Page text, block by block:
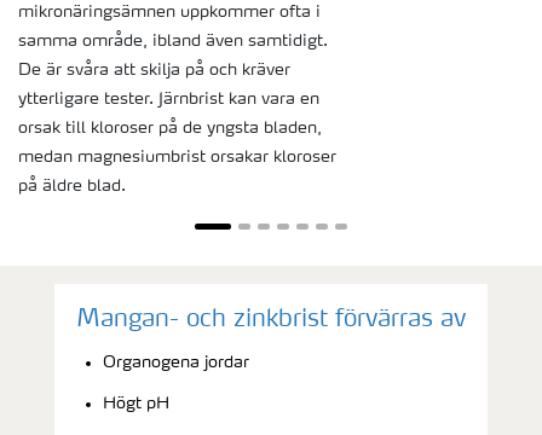
mikronäringsämnen uppkommer ofta i
samma område, ibland även samtidigt.
De är svåra att skilja på och kräver
ytterligare tester. Järnbrist kan vara en
orsak till kloroser på de yngsta bladen,
medan magnesiumbrist orsakar kloroser
på äldre blad.
Mangan- och zinkbrist förvärras av
Organogena jordar
Högt pH